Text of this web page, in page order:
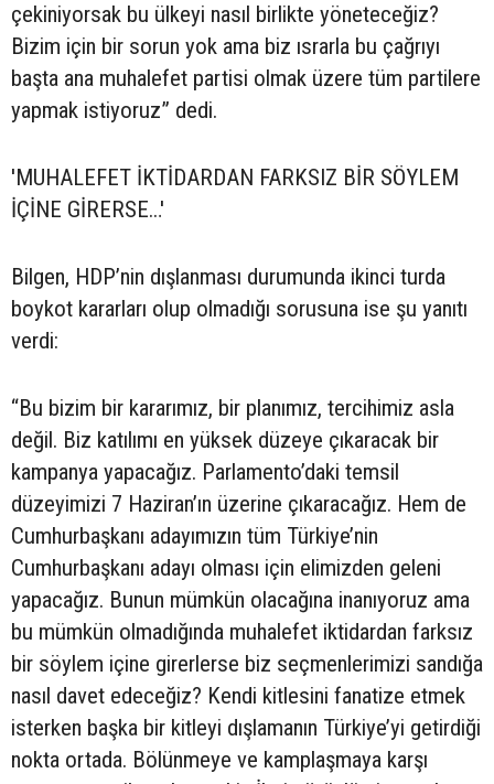
çekiniyorsak bu ülkeyi nasıl birlikte yöneteceğiz?
Bizim için bir sorun yok ama biz ısrarla bu çağrıyı
başta ana muhalefet partisi olmak üzere tüm partilere
yapmak istiyoruz” dedi.
'MUHALEFET İKTİDARDAN FARKSIZ BİR SÖYLEM
İÇİNE GİRERSE…'
Bilgen, HDP’nin dışlanması durumunda ikinci turda
boykot kararları olup olmadığı sorusuna ise şu yanıtı
verdi:
“Bu bizim bir kararımız, bir planımız, tercihimiz asla
değil. Biz katılımı en yüksek düzeye çıkaracak bir
kampanya yapacağız. Parlamento’daki temsil
düzeyimizi 7 Haziran’ın üzerine çıkaracağız. Hem de
Cumhurbaşkanı adayımızın tüm Türkiye’nin
Cumhurbaşkanı adayı olması için elimizden geleni
yapacağız. Bunun mümkün olacağına inanıyoruz ama
bu mümkün olmadığında muhalefet iktidardan farksız
bir söylem içine girerlerse biz seçmenlerimizi sandığa
nasıl davet edeceğiz? Kendi kitlesini fanatize etmek
isterken başka bir kitleyi dışlamanın Türkiye’yi getirdiği
nokta ortada. Bölünmeye ve kamplaşmaya karşı